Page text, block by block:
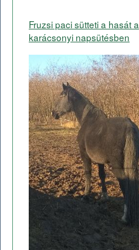
Fruzsi paci sütteti a hasát a
karácsonyi napsütésben